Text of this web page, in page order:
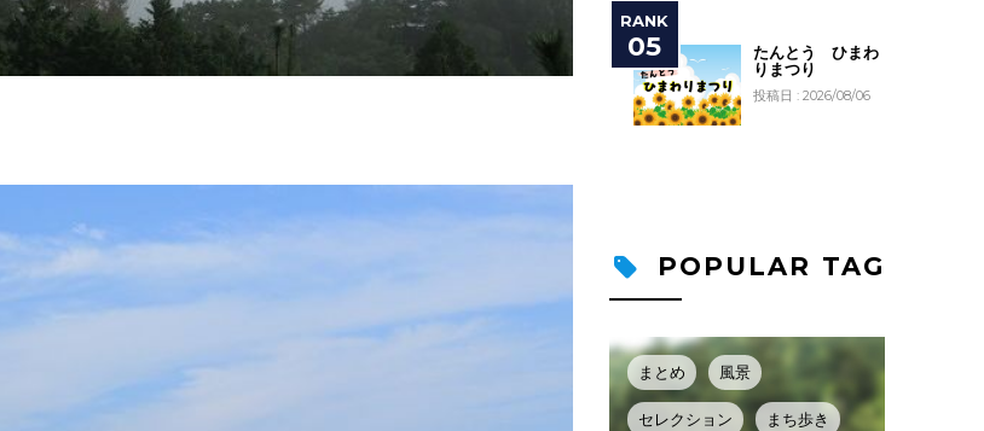
たんとう ひまわ
りまつり
投稿日 : 2026/08/06
POPULAR TAG
まとめ 風景
セレクション まち歩き